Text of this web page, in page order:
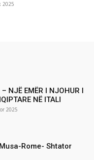
2025
NJË EMËR I NJOHUR I
NË ITALI
2025
Rome- Shtator